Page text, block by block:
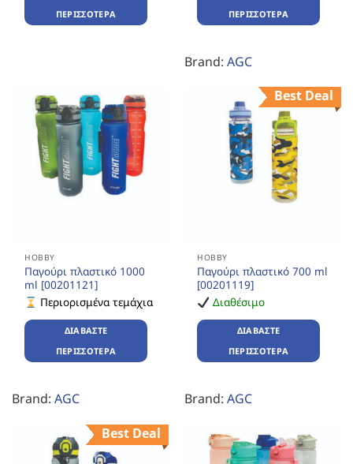
ΠΕΡΙΣΣΌΤΕΡΑ
ΠΕΡΙΣΣΌΤΕΡΑ
Brand: AGC
HOBBY
Παγούρι πλαστικό 1000
ml [00201121]
Περιορισμένα τεμάχια
ΔΙΑΒΆΣΤΕ
ΠΕΡΙΣΣΌΤΕΡΑ
Brand: AGC
Best Deal
HOBBY
Παγούρι πλαστικό 700 ml
[00201119]
Διαθέσιμο
ΔΙΑΒΆΣΤΕ
ΠΕΡΙΣΣΌΤΕΡΑ
Brand: AGC
Best Deal